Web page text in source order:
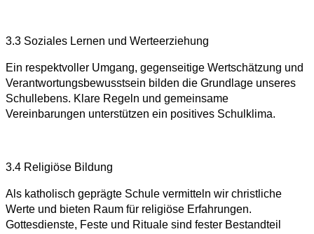
3.3 Soziales Lernen und Werteerziehung
Ein respektvoller Umgang, gegenseitige Wertschätzung und
Verantwortungsbewusstsein bilden die Grundlage unseres
Schullebens. Klare Regeln und gemeinsame
Vereinbarungen unterstützen ein positives Schulklima.
3.4 Religiöse Bildung
Als katholisch geprägte Schule vermitteln wir christliche
Werte und bieten Raum für religiöse Erfahrungen.
Gottesdienste, Feste und Rituale sind fester Bestandteil